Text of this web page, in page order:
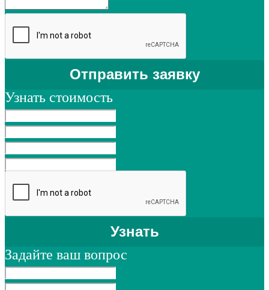
Узнать стоимость
Задайте ваш вопрос